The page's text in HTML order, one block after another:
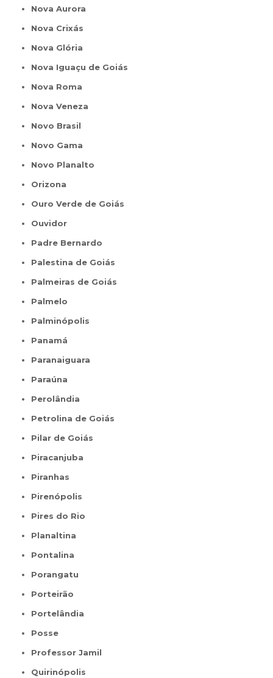
Nova Aurora
Nova Crixás
Nova Glória
Nova Iguaçu de Goiás
Nova Roma
Nova Veneza
Novo Brasil
Novo Gama
Novo Planalto
Orizona
Ouro Verde de Goiás
Ouvidor
Padre Bernardo
Palestina de Goiás
Palmeiras de Goiás
Palmelo
Palminópolis
Panamá
Paranaiguara
Paraúna
Perolândia
Petrolina de Goiás
Pilar de Goiás
Piracanjuba
Piranhas
Pirenópolis
Pires do Rio
Planaltina
Pontalina
Porangatu
Porteirão
Portelândia
Posse
Professor Jamil
Quirinópolis